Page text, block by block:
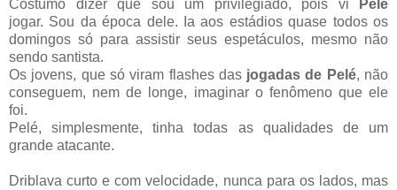
Costumo dizer que sou um privilegiado, pois vi
Pelé
jogar. Sou da época dele. Ia aos estádios quase todos os
domingos só para assistir seus espetáculos, mesmo não
sendo santista.
Os jovens, que só viram flashes das jogadas de Pelé, não
conseguem, nem de longe, imaginar o fenômeno que ele
foi.
Pelé, simplesmente, tinha todas as qualidades de um
grande atacante.
Driblava curto e com velocidade, nunca para os lados, mas